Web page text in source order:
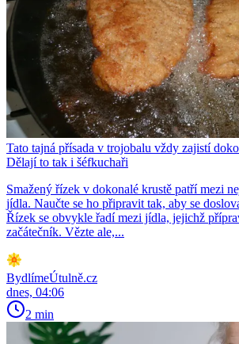
Tato tajná přísada v trojobalu vždy zajistí
Dělají to tak i šéfkuchaři
Smažený řízek v dokonalé krustě patří mezi
jídla. Naučte se ho připravit tak, aby se
Řízek se obvykle řadí mezi jídla, jejichž
začátečník. Vězte ale,...
BydlímeÚtulně.cz
dnes, 04:06
2 min